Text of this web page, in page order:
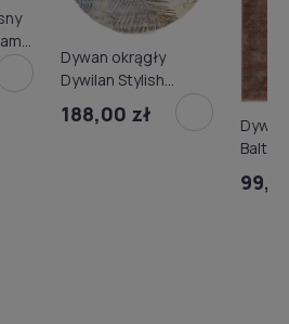
Dywan okrągły
Dywilan Stylish
n.beige/gold
188,00 zł